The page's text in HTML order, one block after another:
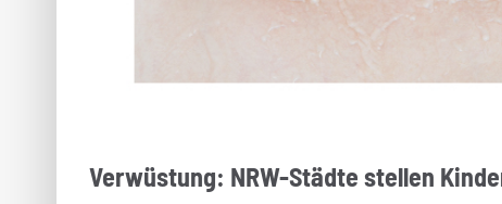
Verwüstung: NRW-Städte stellen